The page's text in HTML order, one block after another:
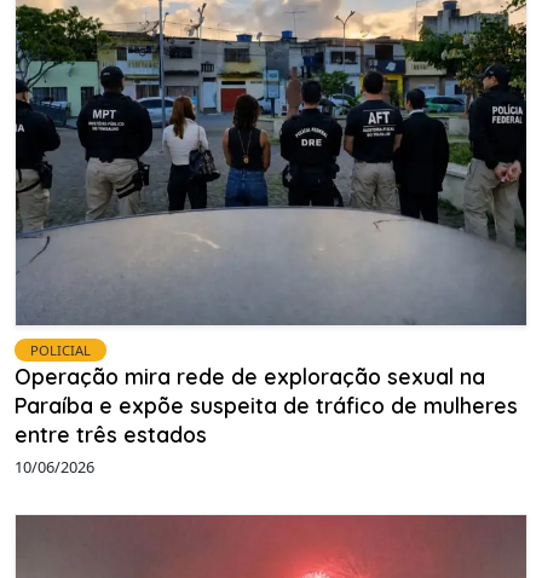
POLICIAL
Operação mira rede de exploração sexual na
Paraíba e expõe suspeita de tráfico de mulheres
entre três estados
10/06/2026